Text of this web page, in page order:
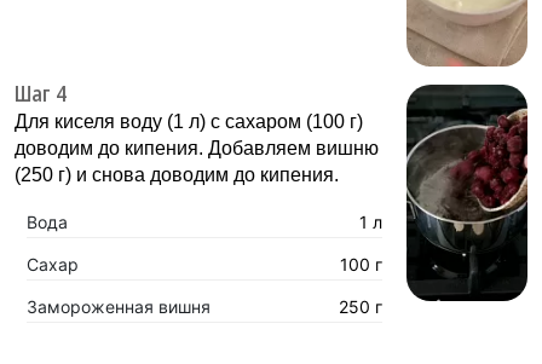
Шаг 4
Для киселя воду (1 л) с сахаром (100 г)
доводим до кипения. Добавляем вишню
(250 г) и снова доводим до кипения.
Вода 1 л
Сахар 100 г
Замороженная вишня 250 г